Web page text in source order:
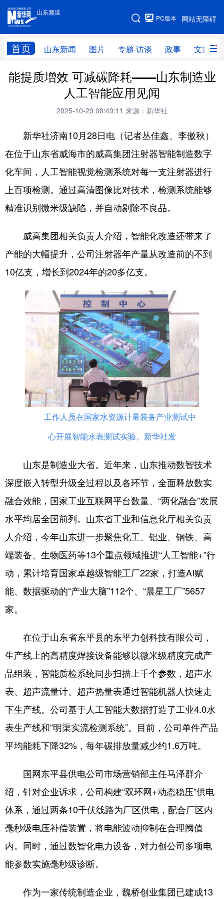
山东频道
网站无障碍
PC版本
首页 山东新闻 图片 专题·访谈 政事 文旅
手机版
网站地图
学习进行时 高层 时政 人事
财经 网评
全球连线
科技 科普 体育 文化
健康 军事 访谈 视频
食品 人居 信息化
会展 彩票 娱乐 时尚
地方频道
首页 山东新闻 图片 专题·访谈
政事 文旅 社会民生 山东产经
文娱 融媒秀 地市 科教
健康 微视齐鲁
English Español Français عربى
Deutsch Português
能提质增效 可减碳降耗——山东制造业
人工智能应用见闻
2025-10-29 08:49:11 来源：新华社
新华社济南10月28日电（记者丛佳鑫、李傲秋）
在位于山东省威海市的威高集团注射器智能制造数字
化车间，人工智能视觉检测系统对每一支注射器进行
上百项检测。通过高清图像比对技术，检测系统能够
精准识别微米级缺陷，并自动剔除不良品。
威高集团相关负责人介绍，智能化改造还带来了
产能的大幅提升，公司注射器年产量从改造前的不到
10亿支，增长到2024年的20多亿支。
工作人员在国家水资源计量装备产业测试中
心开展智能水表测试实验。新华社发
山东是制造业大省。近年来，山东推动数智技术
深度嵌入转型升级全过程以及各环节，全面释放数实
融合效能，国家工业互联网平台数量、“两化融合”发展
水平均居全国前列。山东省工业和信息化厅相关负责
人介绍，今年山东进一步聚焦化工、铝业、钢铁、高
端装备、生物医药等13个重点领域推进“人工智能+”行
动，累计培育国家卓越级智能工厂22家，打造AI赋
能、数据驱动的“产业大脑”112个、“晨星工厂”5657
家。
在位于山东省东平县的东平力创科技有限公司，
生产线上的高精度焊接设备能够以微米级精度完成产
品组装，智能质检系统同步扫描上千个参数，超声水
表、超声流量计、超声热量表通过智能机器人快速走
下生产线。公司基于人工智能大数据打造了工业4.0水
表生产线和“明渠实流检测系统”。目前，公司单件产品
平均能耗下降32%，每年碳排放量减少约1.6万吨。
国网东平县供电公司市场营销部主任马泽群介
绍，针对企业诉求，公司构建“双环网+动态稳压”供电
体系，通过两条10千伏线路为厂区供电，配合厂区内
毫秒级电压补偿装置，将电能波动抑制在合理阈值
内。同时，通过数智化电力设备，对力创公司多项电
能参数实施毫秒级诊断。
作为一家传统制造企业，魏桥创业集团已建成13